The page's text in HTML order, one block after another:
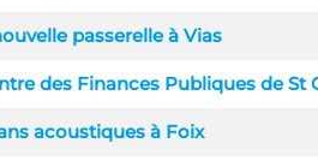
passerelle à Vias
des Finances Publiques de St
acoustiques à Foix